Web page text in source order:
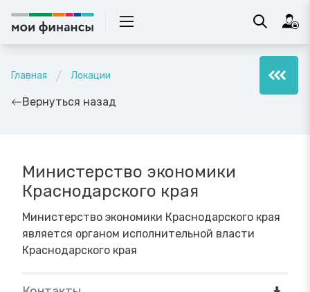
Главная Локации
Вернуться назад
Министерство экономики
Краснодарского края
Министерство экономики Краснодарского края
является органом исполнительной власти
Краснодарского края